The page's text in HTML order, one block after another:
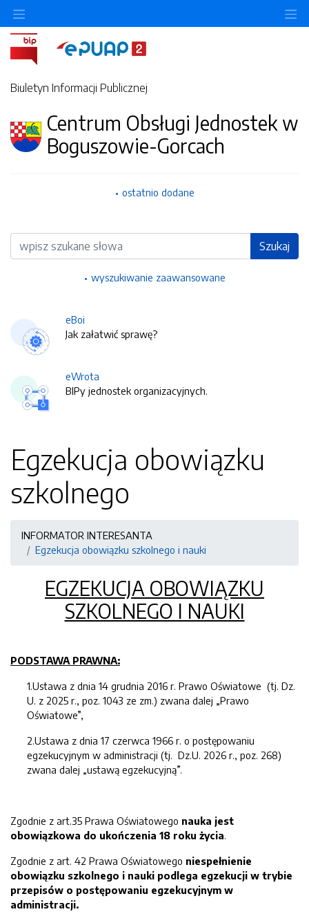
Biuletyn Informacji Publicznej
Centrum Obsługi Jednostek w
Boguszowie-Gorcach
ostatnio dodane
Wyszukiwarka Szukaj
wyszukiwanie zaawansowane
eBoi
Jak załatwić sprawę?
eWrota
BIPy jednostek organizacyjnych.
Egzekucja obowiązku
szkolnego
INFORMATOR INTERESANTA
Egzekucja obowiązku szkolnego i nauki
EGZEKUCJA OBOWIĄZKU
SZKOLNEGO I NAUKI
PODSTAWA PRAWNA:
1.Ustawa z dnia 14 grudnia 2016 r. Prawo Oświatowe (tj. Dz.
U. z 2025 r., poz. 1043 ze zm.) zwana dalej „Prawo
Oświatowe”,
2.Ustawa z dnia 17 czerwca 1966 r. o postępowaniu
egzekucyjnym w administracji (tj. Dz.U. 2026 r., poz. 268)
zwana dalej „ustawą egzekucyjną”.
Zgodnie z art.35 Prawa Oświatowego nauka jest
obowiązkowa do ukończenia 18 roku życia.
Zgodnie z art. 42 Prawa Oświatowego niespełnienie
obowiązku szkolnego i nauki podlega egzekucji w trybie
przepisów o postępowaniu egzekucyjnym w
administracji.